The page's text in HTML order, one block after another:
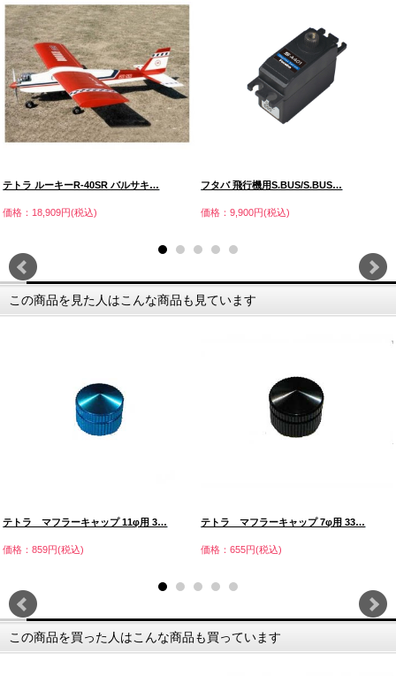
テトラ ルーキーR-40SR バルサキ…
価格：18,909円(税込)
フタバ 飛行機用S.BUS/S.BUS…
価格：9,900円(税込)
この商品を見た人はこんな商品も見ています
テトラ マフラーキャップ 11φ用 3…
価格：859円(税込)
テトラ マフラーキャップ 7φ用 33…
価格：655円(税込)
この商品を買った人はこんな商品も買っています